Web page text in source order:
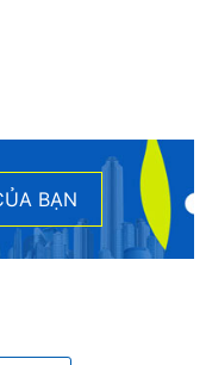
BẠN